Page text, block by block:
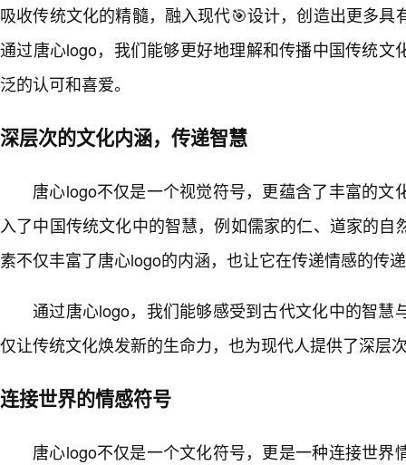
吸收传统文化的精髓，融入现代🎯设计，创造出更多具
通过唐心logo，我们能够更好地理解和传播中国传统文
泛的认可和喜爱。
深层次的文化内涵，传递智慧
唐心logo不仅是一个视觉符号，更蕴含了丰富的文
入了中国传统文化中的智慧，例如儒家的仁、道家的自
素不仅丰富了唐心logo的内涵，也让它在传递情感的传
通过唐心logo，我们能够感受到古代文化中的智慧
仅让传统文化焕发新的生命力，也为现代人提供了深层
连接世界的情感符号
唐心logo不仅是一个文化符号，更是一种连接世界